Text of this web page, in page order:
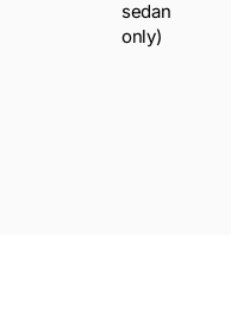
sedan
only)